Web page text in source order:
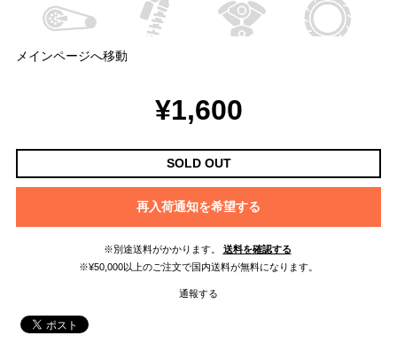
メインページへ移動
¥1,600
SOLD OUT
再入荷通知を希望する
※別途送料がかかります。
送料を確認する
※¥50,000以上のご注文で国内送料が無料になります。
通報する